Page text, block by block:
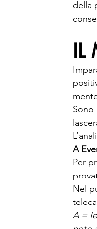
della
IL
Sono
A
Per
Nel
A =